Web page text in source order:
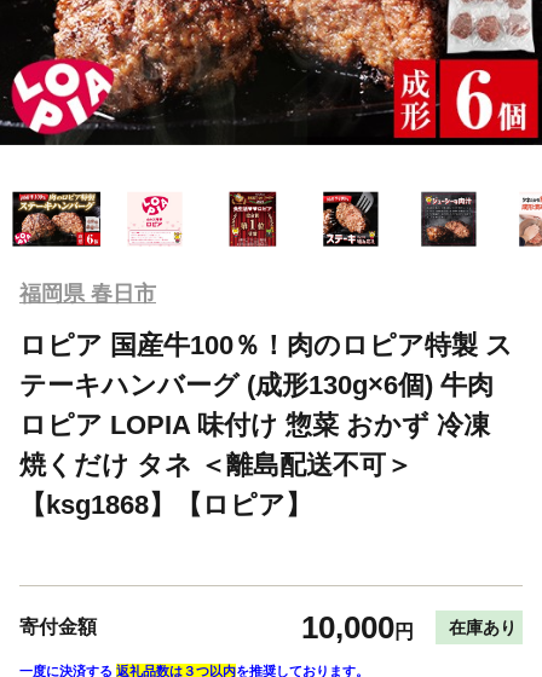
福岡県 春日市
ロピア 国産牛100％！肉のロピア特製 ス
テーキハンバーグ (成形130g×6個) 牛肉
ロピア LOPIA 味付け 惣菜 おかず 冷凍
焼くだけ タネ ＜離島配送不可＞
【ksg1868】【ロピア】
寄付金額 10,000円 在庫あり
一度に決済する 返礼品数は３つ以内を推奨しております。